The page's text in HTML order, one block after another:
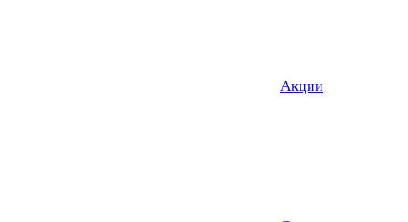
Акции